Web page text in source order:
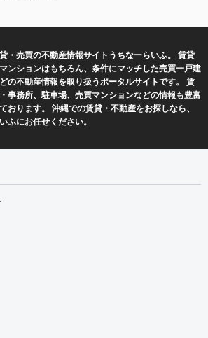
・売買の不動産情報サイトうちなーらいふ。 賃貸
ンションはもちろん、条件にマッチした売買一戸建
の不動産情報を取り扱うポータルサイトです。 賃
事務所、駐車場、売買マンションなどの情報も豊富
おります。 沖縄での賃貸・不動産をお探しなら、
ふにお任せください。